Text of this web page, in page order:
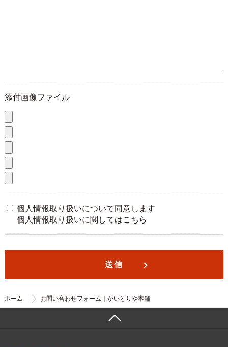
添付画像ファイル
個人情報取り扱いについて同意します
個人情報取り扱いに関してはこちら
ホーム お問い合わせフォーム｜かいとりや本舗